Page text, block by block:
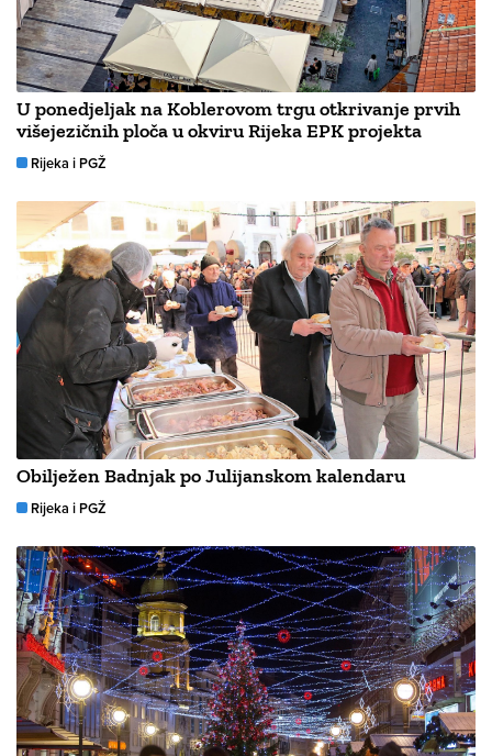
U ponedjeljak na Koblerovom trgu otkrivanje prvih
višejezičnih ploča u okviru Rijeka EPK projekta
Rijeka i PGŽ
Obilježen Badnjak po Julijanskom kalendaru
Rijeka i PGŽ